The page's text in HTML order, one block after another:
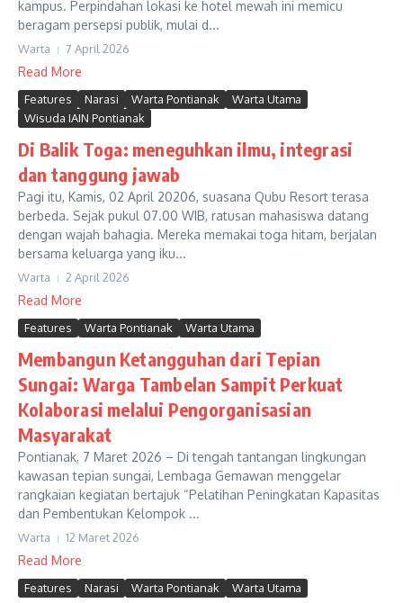
kampus. Perpindahan lokasi ke hotel mewah ini memicu
beragam persepsi publik, mulai d...
Warta 7 April 2026
Read More
Features Narasi Warta Pontianak
Warta Utama
Wisuda IAIN Pontianak
Di Balik Toga: meneguhkan ilmu, integrasi
dan tanggung jawab
Pagi itu, Kamis, 02 April 20206, suasana Qubu Resort terasa
berbeda. Sejak pukul 07.00 WIB, ratusan mahasiswa datang
dengan wajah bahagia. Mereka memakai toga hitam, berjalan
bersama keluarga yang iku...
Warta 2 April 2026
Read More
Features Warta Pontianak Warta Utama
Membangun Ketangguhan dari Tepian
Sungai: Warga Tambelan Sampit Perkuat
Kolaborasi melalui Pengorganisasian
Masyarakat
Pontianak, 7 Maret 2026 – Di tengah tantangan lingkungan
kawasan tepian sungai, Lembaga Gemawan menggelar
rangkaian kegiatan bertajuk “Pelatihan Peningkatan Kapasitas
dan Pembentukan Kelompok ...
Warta 12 Maret 2026
Read More
Features Narasi Warta Pontianak Warta Utama